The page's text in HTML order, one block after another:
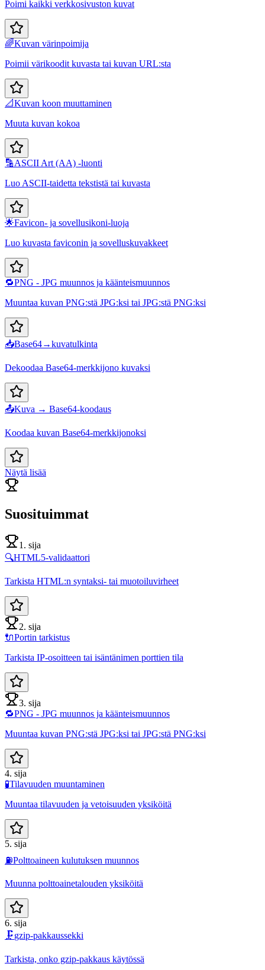
Poimi kaikki verkkosivuston kuvat
🌈Kuvan värinpoimija
Poimii värikoodit kuvasta tai kuvan URL:sta
📐Kuvan koon muuttaminen
Muuta kuvan kokoa
🔡ASCII Art (AA) -luonti
Luo ASCII-taidetta tekstistä tai kuvasta
🌟Favicon- ja sovellusikoni-luoja
Luo kuvasta faviconin ja sovelluskuvakkeet
🔁PNG - JPG muunnos ja käänteismuunnos
Muuntaa kuvan PNG:stä JPG:ksi tai JPG:stä PNG:ksi
📥Base64→kuvatulkinta
Dekoodaa Base64-merkkijono kuvaksi
📤Kuva → Base64-koodaus
Koodaa kuvan Base64-merkkijonoksi
Näytä lisää
Suosituimmat
1. sija
🔍HTML5-validaattori
Tarkista HTML:n syntaksi- tai muotoiluvirheet
2. sija
🔌Portin tarkistus
Tarkista IP-osoitteen tai isäntänimen porttien tila
3. sija
🔁PNG - JPG muunnos ja käänteismuunnos
Muuntaa kuvan PNG:stä JPG:ksi tai JPG:stä PNG:ksi
4. sija
🧪Tilavuuden muuntaminen
Muuntaa tilavuuden ja vetoisuuden yksiköitä
5. sija
⛽Polttoaineen kulutuksen muunnos
Muunna polttoainetalouden yksiköitä
6. sija
🗜️gzip-pakkaussekki
Tarkista, onko gzip-pakkaus käytössä